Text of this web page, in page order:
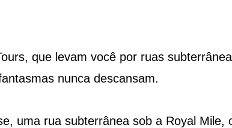
que levam você por ruas
nunca descansam.
uma rua subterrânea sob a Royal Mile,